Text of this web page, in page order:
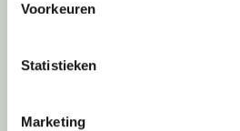
Voorkeuren
Statistieken
Marketing
Accessoires
Nieuws